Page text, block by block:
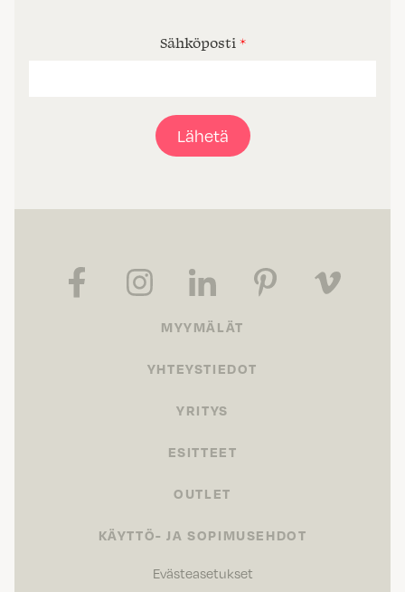
Sähköposti *
Lähetä
MYYMÄLÄT
YHTEYSTIEDOT
YRITYS
ESITTEET
OUTLET
KÄYTTÖ- JA SOPIMUSEHDOT
Evästeasetukset